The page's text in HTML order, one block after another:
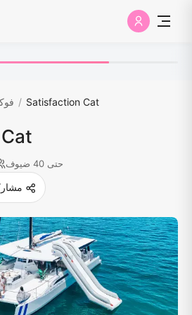
/ Satisfaction Cat
حتى 40 ضيوف